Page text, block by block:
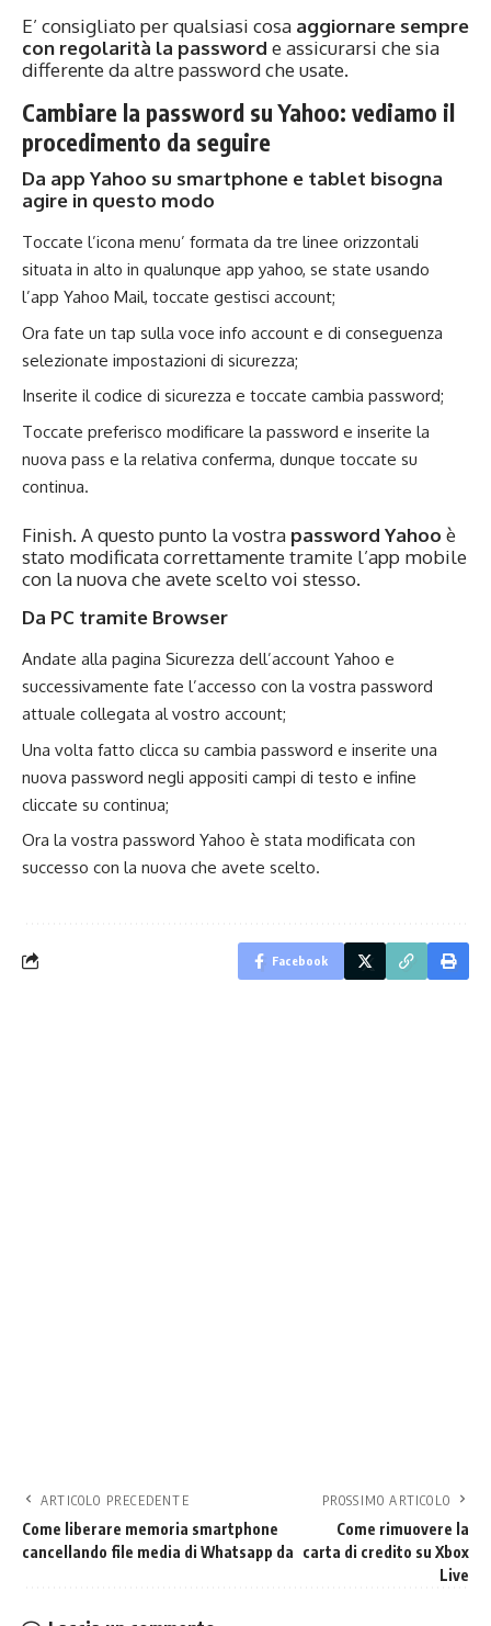
E’ consigliato per qualsiasi cosa aggiornare sempre
con regolarità la password e assicurarsi che sia
differente da altre password che usate.
Cambiare la password su Yahoo: vediamo il
procedimento da seguire
Da app Yahoo su smartphone e tablet bisogna
agire in questo modo
Toccate l’icona menu’ formata da tre linee orizzontali
situata in alto in qualunque app yahoo, se state usando
l’app Yahoo Mail, toccate gestisci account;
Ora fate un tap sulla voce info account e di conseguenza
selezionate impostazioni di sicurezza;
Inserite il codice di sicurezza e toccate cambia password;
Toccate preferisco modificare la password e inserite la
nuova pass e la relativa conferma, dunque toccate su
continua.
Finish. A questo punto la vostra password Yahoo è
stato modificata correttamente tramite l’app mobile
con la nuova che avete scelto voi stesso.
Da PC tramite Browser
Andate alla pagina Sicurezza dell’account Yahoo e
successivamente fate l’accesso con la vostra password
attuale collegata al vostro account;
Una volta fatto clicca su cambia password e inserite una
nuova password negli appositi campi di testo e infine
cliccate su continua;
Ora la vostra password Yahoo è stata modificata con
successo con la nuova che avete scelto.
Facebook
ARTICOLO PRECEDENTE
Come liberare memoria smartphone
cancellando file media di Whatsapp da
PROSSIMO ARTICOLO
Come rimuovere la
carta di credito su Xbox
Live